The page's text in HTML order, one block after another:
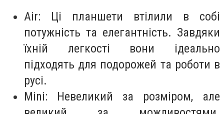
Air: Ці планшети втілили в собі
потужність та елегантність. Завдяки
їхній легкості вони ідеально
підходять для подорожей та роботи в
русі.
Mini: Невеликий за розміром, але